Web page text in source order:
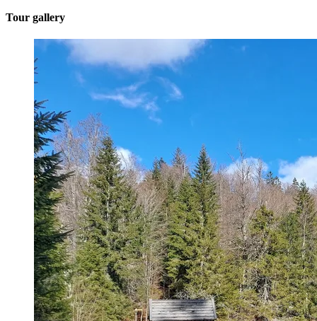
Tour gallery